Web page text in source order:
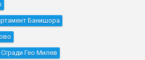
Банишора
Гео Милев